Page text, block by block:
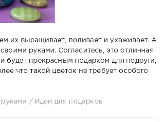
их выращивает, поливает и ухаживает. А
руками. Согласитесь, это отличная
будет прекрасным подарком для подруги,
что такой цветок не требует особого
/ Идеи для подарков